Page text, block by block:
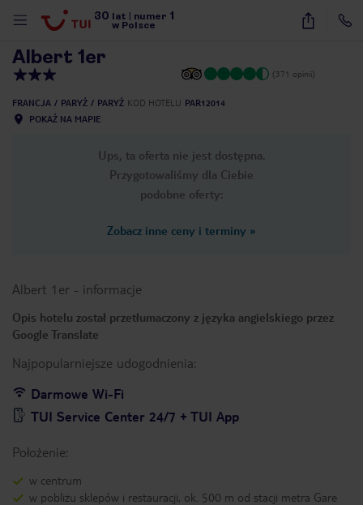
30 lat numer 1
w Polsce
10
Albert 1er
(371 opinii)
FRANCJA PARYŻ PARYŻ KOD HOTELU PAR12014
POKAŻ NA MAPIE
Ups, ta oferta nie jest dostępna.
Przygotowaliśmy dla Ciebie
podobne oferty:
Zobacz inne ceny i terminy »
Albert 1er - informacje
Opis hotelu został przetłumaczony z języka angielskiego przez
Google Translate
Najpopularniejsze udogodnienia:
Darmowe Wi-Fi
TUI Service Center 24/7 + TUI App
Położenie:
w centrum
w pobliżu sklepów i restauracji, ok. 500 m od stacji metra Gare